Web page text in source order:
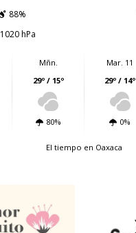
88%
1020 hPa
Mñn.
29º / 15º
80%
Mar. 11
29º / 14º
0%
El tiempo en Oaxaca